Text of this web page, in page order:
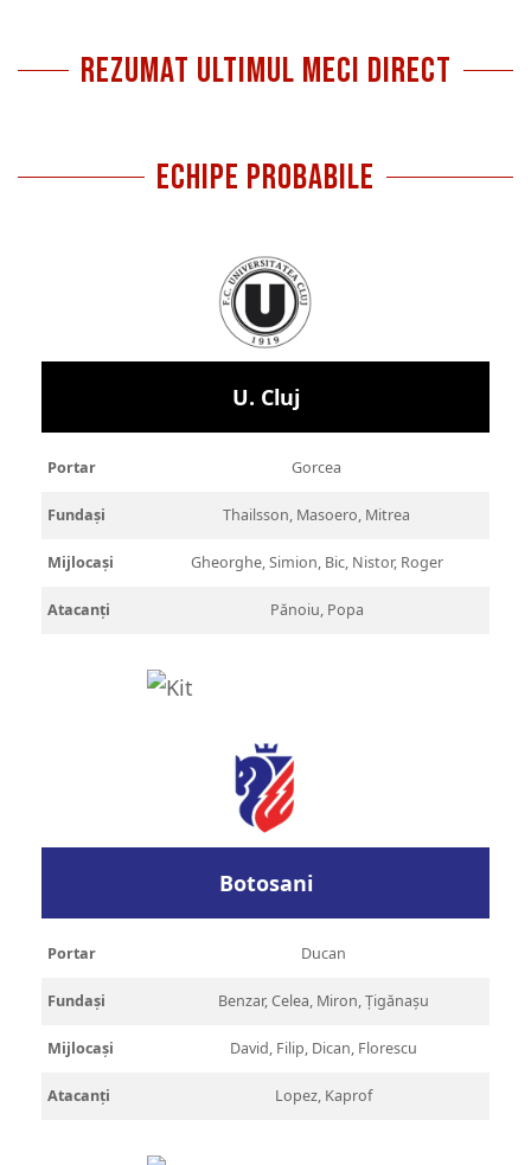
REZUMAT ULTIMUL MECI DIRECT
ECHIPE PROBABILE
U. Cluj
Portar Gorcea
Fundași Thailsson, Masoero, Mitrea
Mijlocași Gheorghe, Simion, Bic, Nistor, Roger
Atacanți Pănoiu, Popa
Botosani
Portar Ducan
Fundași Benzar, Celea, Miron, Țigănașu
Mijlocași David, Filip, Dican, Florescu
Atacanți Lopez, Kaprof